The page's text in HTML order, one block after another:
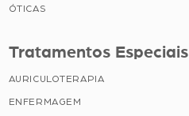
ÓTICAS
Tratamentos Especiais
AURICULOTERAPIA
ENFERMAGEM